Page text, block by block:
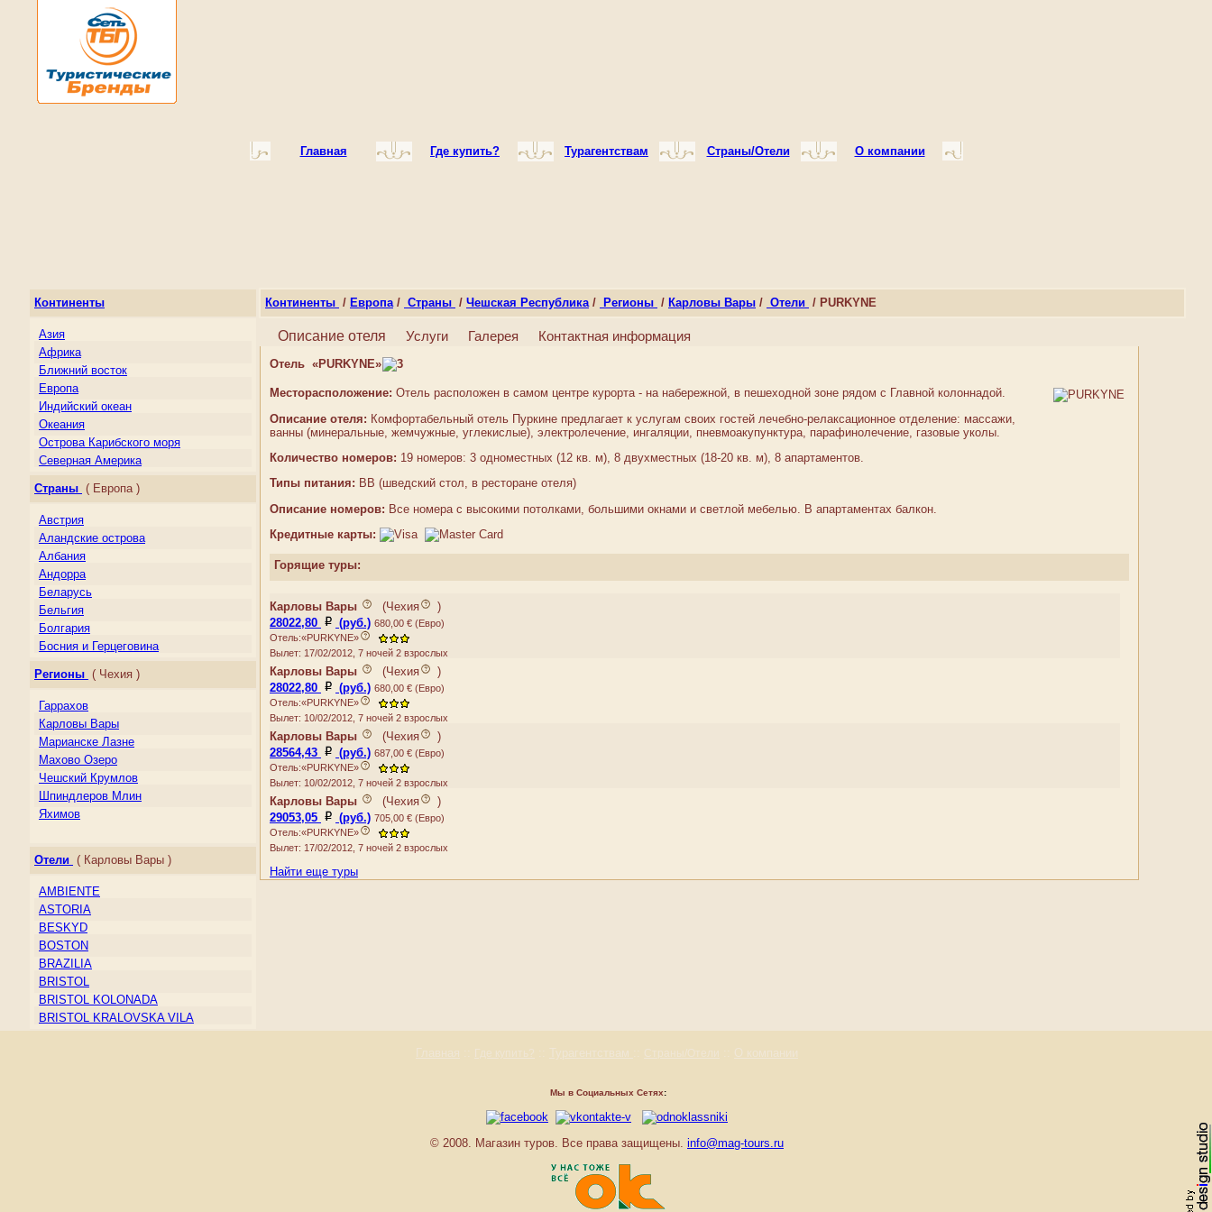
Главная Где купить? Турагентствам Страны/Отели О компании
Континенты
Азия
Африка
Ближний восток
Европа
Индийский океан
Океания
Острова Карибского моря
Северная Америка
Южная Америка
Страны ( Европа )
Австрия
Аландские острова
Албания
Андорра
Беларусь
Бельгия
Болгария
Босния и Герцеговина
Венгрия
Германия
Гернси
Гибралтар
Греция
Дания
Джерси
Ирландия
Испания
Италия
Косово
Латвия
Литва
Лихтенштейн
Люксембург
Македония
Мальта
Молдова
Регионы ( Чехия )
Гаррахов
Карловы Вары
Марианске Лазне
Махово Озеро
Чешcкий Крумлов
Шпиндлеров Млин
Яхимов
Отели ( Карловы Вары )
AMBIENTE
ASTORIA
BESKYD
BOSTON
BRAZILIA
BRISTOL
BRISTOL KOLONADA
BRISTOL KRALOVSKA VILA
Континенты / Европа/ Страны / Чешская Республика/ Регионы / Карловы Вары / Отели / PURKYNE
Описание отеля Услуги Галерея Контактная информация
Отель «PURKYNE»
Месторасположение: Отель расположен в самом центре курорта - на набережной, в пешеходной зоне рядом с Главной колоннадой.
Описание отеля: Комфортабельный отель Пуркине предлагает к услугам своих гостей лечебно-релаксационное отделение: массажи,
ванны (минеральные, жемчужные, углекислые), электролечение, ингаляции, пневмоакупунктура, парафинолечение, газовые уколы.
Количество номеров: 19 номеров: 3 одноместных (12 кв. м), 8 двухместных (18-20 кв. м), 8 апартаментов.
Типы питания: BB (шведский стол, в ресторане отеля)
Описание номеров: Все номера с высокими потолками, большими окнами и светлой мебелью. В апартаментах балкон.
Кредитные карты:
Горящие туры:
Карловы Вары (Чехия
)
28022,80
(руб.) 680,00 € (Евро)
Отель:«PURKYNE»
Вылет: 17/02/2012, 7 ночей 2 взрослых
Карловы Вары (Чехия
)
28022,80
(руб.) 680,00 € (Евро)
Отель:«PURKYNE»
Вылет: 10/02/2012, 7 ночей 2 взрослых
Карловы Вары (Чехия
)
28564,43
(руб.) 687,00 € (Евро)
Отель:«PURKYNE»
Вылет: 10/02/2012, 7 ночей 2 взрослых
Карловы Вары (Чехия
)
29053,05
(руб.) 705,00 € (Евро)
Отель:«PURKYNE»
Вылет: 17/02/2012, 7 ночей 2 взрослых
Найти еще туры
Главная Где купить? Турагентствам Страны/Отели О компании
Мы в Социальных Сетях:
© 2008. Магазин туров. Все права защищены. info@mag-tours.ru